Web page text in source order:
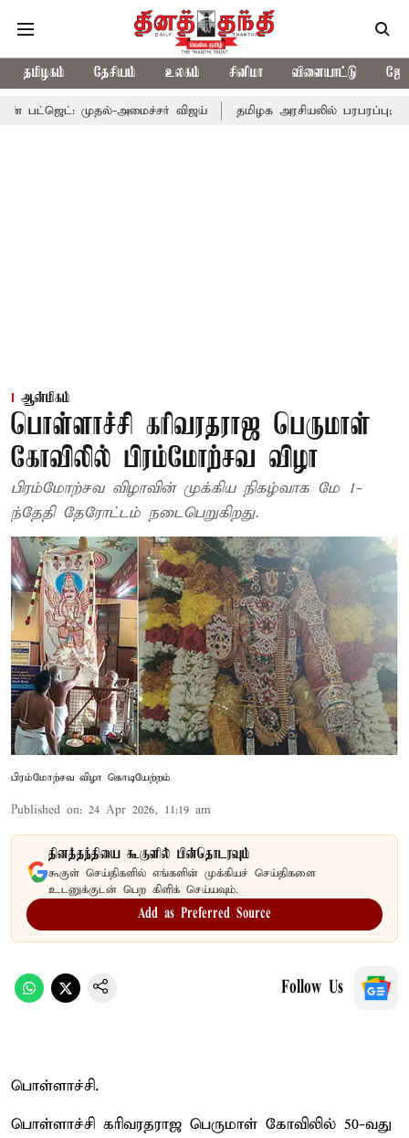
தமிழகம் தேசியம் உலகம் சினிமா விளையாட்டு
அமைச்சர் விஜய் தமிழக அரசியலில் பரபரப்பு; அமைச்சர்
ஆன்மிகம்
பொள்ளாச்சி கரிவரதராஜ பெருமாள்
கோவிலில் பிரம்மோற்சவ விழா
பிரம்மோற்சவ விழாவின் முக்கிய நிகழ்வாக மே 1-
ந்தேதி தேரோட்டம் நடைபெறுகிறது.
பிரம்மோற்சவ விழா கொடியேற்றம்
Published on: 24 Apr 2026, 11:19 am
தினத்தந்தியை கூகுளில் பின்தொடரவும்
கூகுள் செய்திகளில் எங்களின் முக்கியச் செய்திகளை
உடனுக்குடன் பெற கிளிக் செய்யவும்.
Add as Preferred Source
Follow Us
பொள்ளாச்சி.
பொள்ளாச்சி கரிவரதராஜ பெருமாள் கோவிலில் 50-வது